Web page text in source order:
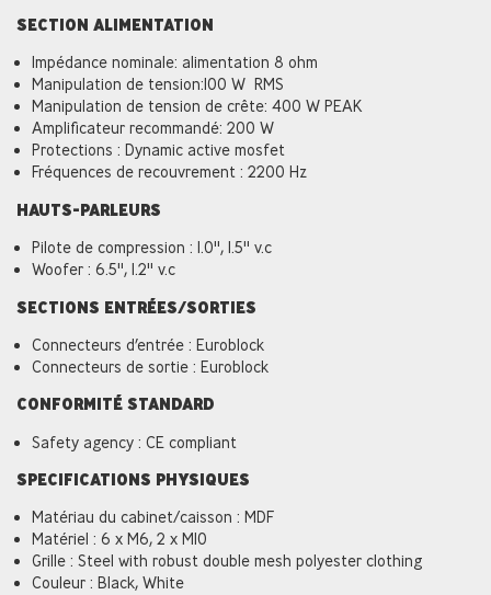
SECTION ALIMENTATION
Impédance nominale: alimentation 8 ohm
Manipulation de tension:100 W RMS
Manipulation de tension de crête: 400 W PEAK
Amplificateur recommandé: 200 W
Protections : Dynamic active mosfet
Fréquences de recouvrement : 2200 Hz
HAUTS-PARLEURS
Pilote de compression : 1.0'', 1.5'' v.c
Woofer : 6.5'', 1.2'' v.c
SECTIONS ENTRÉES/SORTIES
Connecteurs d’entrée : Euroblock
Connecteurs de sortie : Euroblock
CONFORMITÉ STANDARD
Safety agency : CE compliant
SPECIFICATIONS PHYSIQUES
Matériau du cabinet/caisson : MDF
Matériel : 6 x M6, 2 x M10
Grille : Steel with robust double mesh polyester clothing
Couleur : Black, White